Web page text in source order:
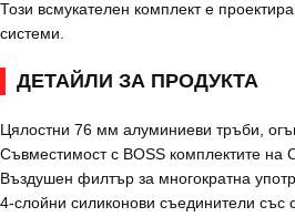
Този всмукателен комплект е
системи.
ДЕТАЙЛИ ЗА ПРОДУКТА
Цялостни 76 мм алуминиеви тръби,
Съвместимост с BOSS комплектите на
Въздушен филтър за многократна
4-слойни силиконови съединители